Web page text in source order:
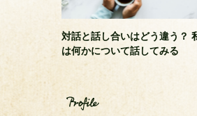
対話と話し合いはどう違う？
は何かについて話してみる
Profile